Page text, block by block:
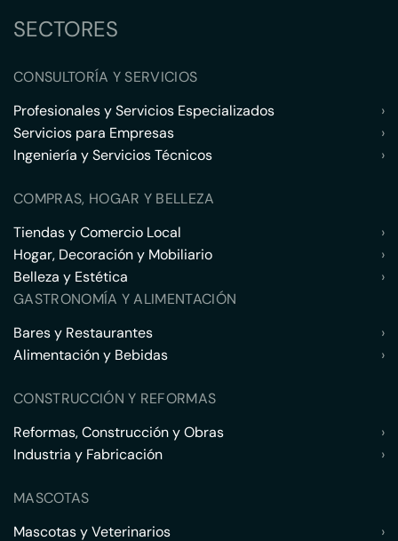
SECTORES
CONSULTORÍA Y SERVICIOS
Profesionales y Servicios Especializados
›
Servicios para Empresas
›
Ingeniería y Servicios Técnicos
›
COMPRAS, HOGAR Y BELLEZA
Tiendas y Comercio Local
›
Hogar, Decoración y Mobiliario
›
Belleza y Estética
›
GASTRONOMÍA Y ALIMENTACIÓN
Bares y Restaurantes
›
Alimentación y Bebidas
›
CONSTRUCCIÓN Y REFORMAS
Reformas, Construcción y Obras
›
Industria y Fabricación
›
MASCOTAS
Mascotas y Veterinarios
›